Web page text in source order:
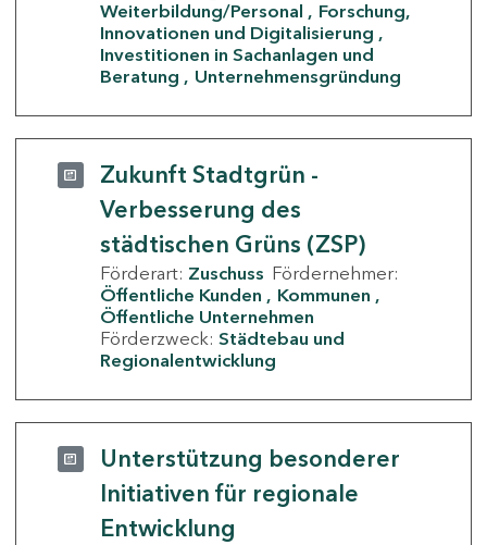
Weiterbildung/Personal
Forschung,
Innovationen und Digitalisierung
Investitionen in Sachanlagen und
Beratung
Unternehmensgründung
Zukunft Stadtgrün -
Verbesserung des
städtischen Grüns (ZSP)
Förderart: Zuschuss Fördernehmer:
Öffentliche Kunden
Kommunen
Öffentliche Unternehmen
Förderzweck: Städtebau und
Regionalentwicklung
Unterstützung besonderer
Initiativen für regionale
Entwicklung